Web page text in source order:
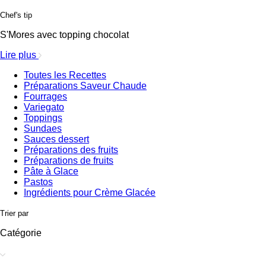
Chef's tip
S'Mores avec topping chocolat
Lire plus
Toutes les Recettes
Préparations Saveur Chaude
Fourrages
Variegato
Toppings
Sundaes
Sauces dessert
Préparations des fruits
Préparations de fruits
Pâte à Glace
Pastos
Ingrédients pour Crème Glacée
Trier par
Catégorie